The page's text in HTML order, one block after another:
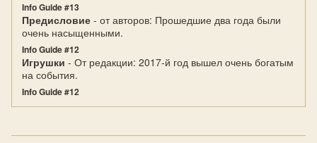
Info Guide #13
Предисловие - от авторов: Прошедшие два года были
очень насыщенными.
Info Guide #12
Игрушки - От редакции: 2017-й год вышел очень богатым
на события.
Info Guide #12